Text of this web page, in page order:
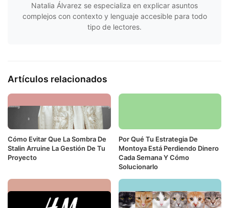
Natalia Álvarez se especializa en explicar asuntos
complejos con contexto y lenguaje accesible para todo
tipo de lectores.
Artículos relacionados
Cómo Evitar Que La Sombra De
Stalin Arruine La Gestión De Tu
Proyecto
Por Qué Tu Estrategia De
Montoya Está Perdiendo Dinero
Cada Semana Y Cómo
Solucionarlo